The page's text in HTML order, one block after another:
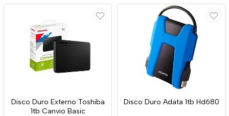
Disco Duro Externo Toshiba
1tb Canvio Basic
Disco Duro Adata 1tb Hd680